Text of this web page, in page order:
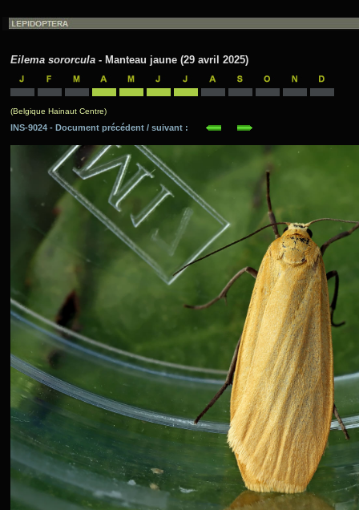
Eilema sororcula - Manteau jaune (29 avril 2025)
(Belgique Hainaut Centre)
INS-9024 - Document précédent / suivant :